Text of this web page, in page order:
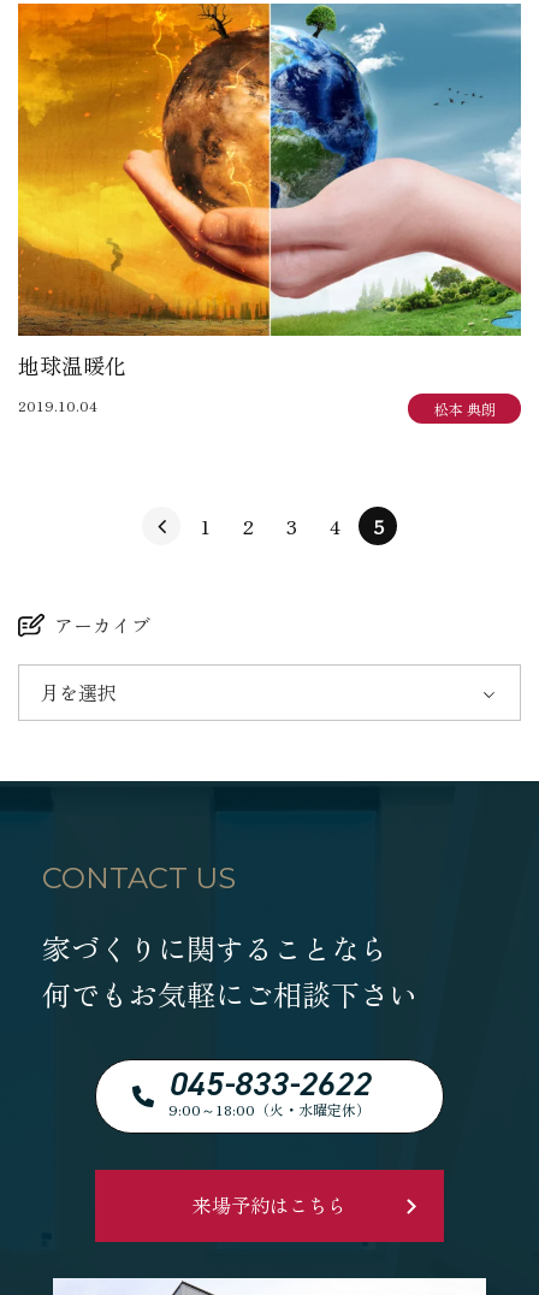
地球温暖化
2019.10.04 松本 典朗
1 2 3 4 5
アーカイブ
月を選択
CONTACT US
家づくりに関することなら
何でもお気軽にご相談下さい
045-833-2622
9:00～18:00（火・水曜定休）
来場予約はこちら